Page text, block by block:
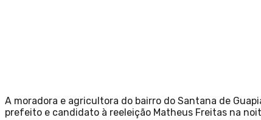
A moradora e agricultora do bairro do Santana de
prefeito e candidato à reeleição Matheus Freitas na